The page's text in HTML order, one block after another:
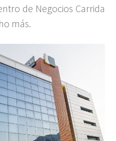
de Negocios Carrida
más.